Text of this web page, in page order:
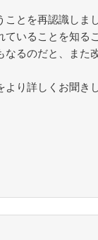
ことを再認識しま
いることを知る
なるのだと、また
より詳しくお聞き